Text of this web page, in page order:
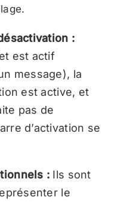
:
est actif
message), la
est active, et
pas de
d’activation se
: Ils sont
le